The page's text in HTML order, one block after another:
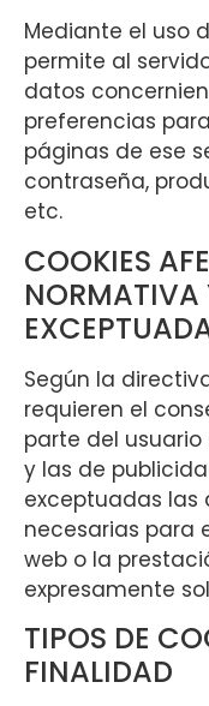
Mediante el uso
permite al
datos
preferencias
páginas de ese
contraseña,
etc.
COOKIES
NORMATIVA
Según la
requieren el
parte del
y las de
exceptuadas las
necesarias para
web o la
expresamente
TIPOS DE
FINALIDAD